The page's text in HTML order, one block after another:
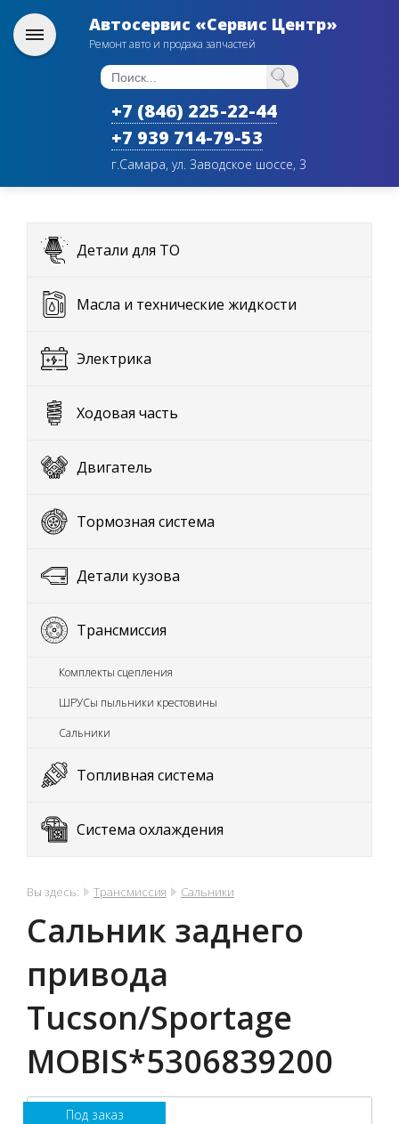
Автосервис «Сервис Центр»
Ремонт авто и продажа запчастей
+7 (846) 225-22-44
+7 939 714-79-53
г.Самара, ул. Заводское шоссе, 3
Детали для ТО
Масла и технические жидкости
Электрика
Ходовая часть
Двигатель
Тормозная система
Детали кузова
Трансмиссия
Комплекты сцепления
ШРУСы пыльники крестовины
Сальники
Топливная система
Система охлаждения
Вы здесь: Трансмиссия Сальники
Сальник заднего
привода
Tucson/Sportage
MOBIS*5306839200
Под заказ